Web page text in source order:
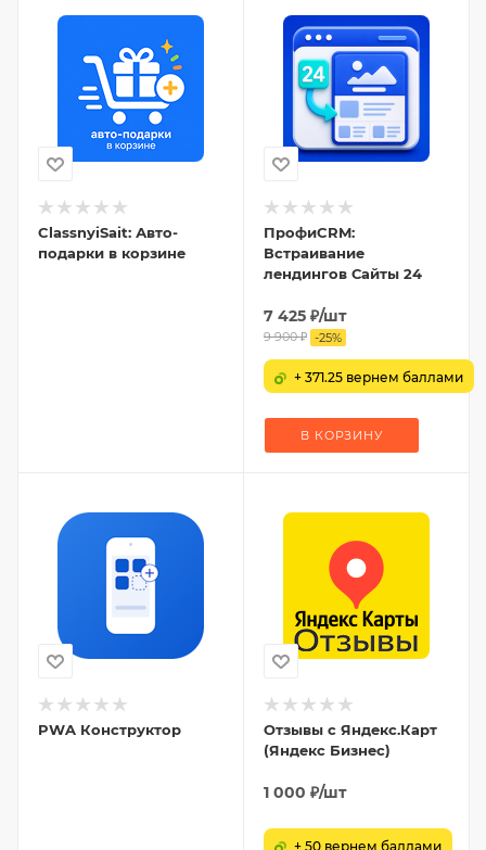
ClassnyiSait: Авто-
подарки в корзине
ПрофиCRM:
Встраивание
лендингов Сайты 24
7 425 ₽/шт
9 900₽ -25%
+ 371.25 вернем баллами
В КОРЗИНУ
PWA Конструктор
Отзывы с Яндекс.Карт
(Яндекс Бизнес)
1 000 ₽/шт
+ 50 вернем баллами